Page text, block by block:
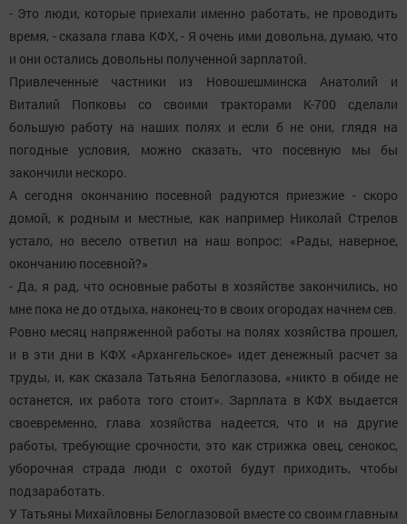
- Это люди, которые приехали именно работать, не проводить
время, - сказала глава КФХ, - Я очень ими довольна, думаю, что
и они остались довольны полученной зарплатой.
Привлеченные частники из Новошешминска Анатолий и
Виталий Попковы со своими тракторами К-700 сделали
большую работу на наших полях и если б не они, глядя на
погодные условия, можно сказать, что посевную мы бы
закончили нескоро.
А сегодня окончанию посевной радуются приезжие - скоро
домой, к родным и местные, как например Николай Стрелов
устало, но весело ответил на наш вопрос: «Рады, наверное,
окончанию посевной?»
- Да, я рад, что основные работы в хозяйстве закончились, но
мне пока не до отдыха, наконец-то в своих огородах начнем сев.
Ровно месяц напряженной работы на полях хозяйства прошел,
и в эти дни в КФХ «Архангельское» идет денежный расчет за
труды, и, как сказала Татьяна Белоглазова, «никто в обиде не
останется, их работа того стоит». Зарплата в КФХ выдается
своевременно, глава хозяйства надеется, что и на другие
работы, требующие срочности, это как стрижка овец, сенокос,
уборочная страда люди с охотой будут приходить, чтобы
подзаработать.
У Татьяны Михайловны Белоглазовой вместе со своим главным